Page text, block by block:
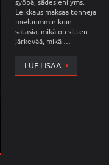
syöpä, sädesieni yms.
Leikkaus maksaa tonneja
mieluummin kuin
satasia, mikä on sitten
järkevää, mikä …
LUE LISÄÄ